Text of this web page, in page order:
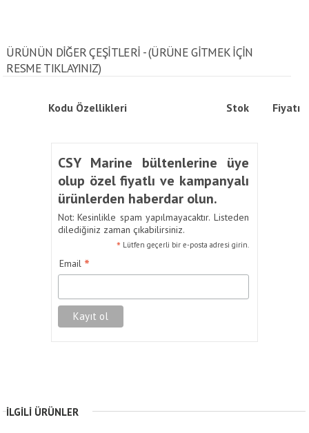
ÜRÜNÜN DİĞER ÇEŞİTLERİ - (ÜRÜNE GITMEK IÇIN
RESME TIKLAYINIZ)
Kodu Özellikleri Stok Fiyatı
CSY Marine bültenlerine üye
olup özel fiyatlı ve kampanyalı
ürünlerden haberdar olun.
Not: Kesinlikle spam yapılmayacaktır. Listeden
dilediğiniz zaman çıkabilirsiniz.
* Lütfen geçerli bir e-posta adresi girin.
Email *
İLGILI ÜRÜNLER